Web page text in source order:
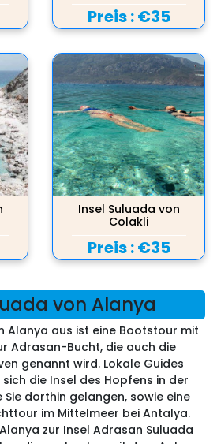
Preis :€35
Insel Suluada von
Colakli
Preis :€35
von Alanya
Alanya aus ist eine Bootstour mit
Adrasan-Bucht, die auch die
genannt wird. Lokale Guides
die Insel des Hopfens in der
Sie dorthin gelangen, sowie eine
im Mittelmeer bei Antalya.
zur Insel Adrasan Suluada